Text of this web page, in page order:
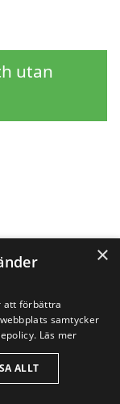
utan
eller
×
att förbättra
samtycker
Läs mer
ALLT